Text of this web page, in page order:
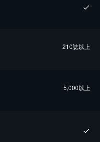
210誌以上
5,000以上